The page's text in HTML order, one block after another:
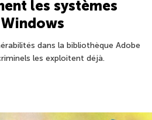
les systèmes
dans la bibliothèque Adobe
les exploitent déjà.